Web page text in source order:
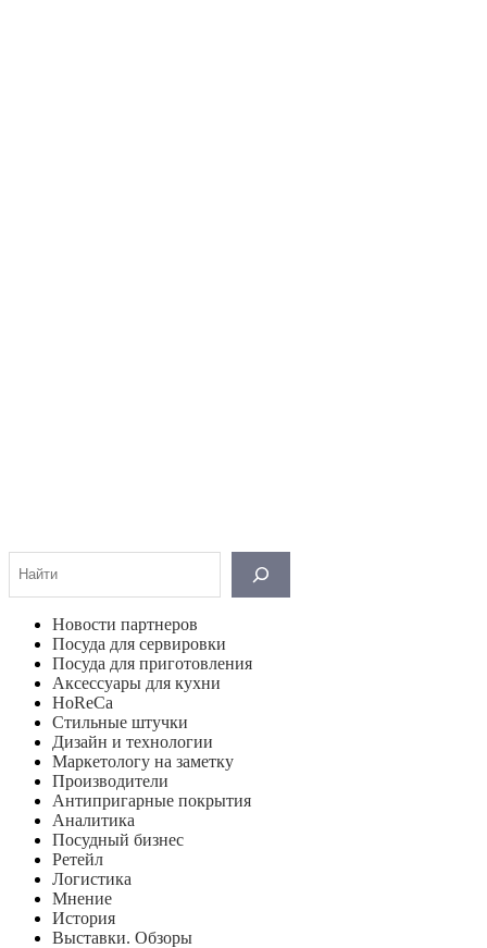
Новости партнеров
Посуда для сервировки
Посуда для приготовления
Аксессуары для кухни
HoReCa
Стильные штучки
Дизайн и технологии
Маркетологу на заметку
Производители
Антипригарные покрытия
Аналитика
Посудный бизнес
Ретейл
Логистика
Мнение
История
Выставки. Обзоры